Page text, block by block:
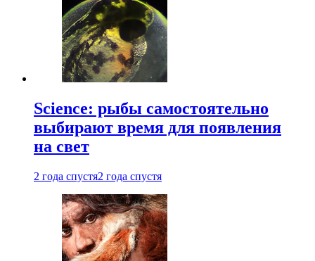
Science: рыбы самостоятельно
выбирают время для появления
на свет
2 года спустя2 года спустя